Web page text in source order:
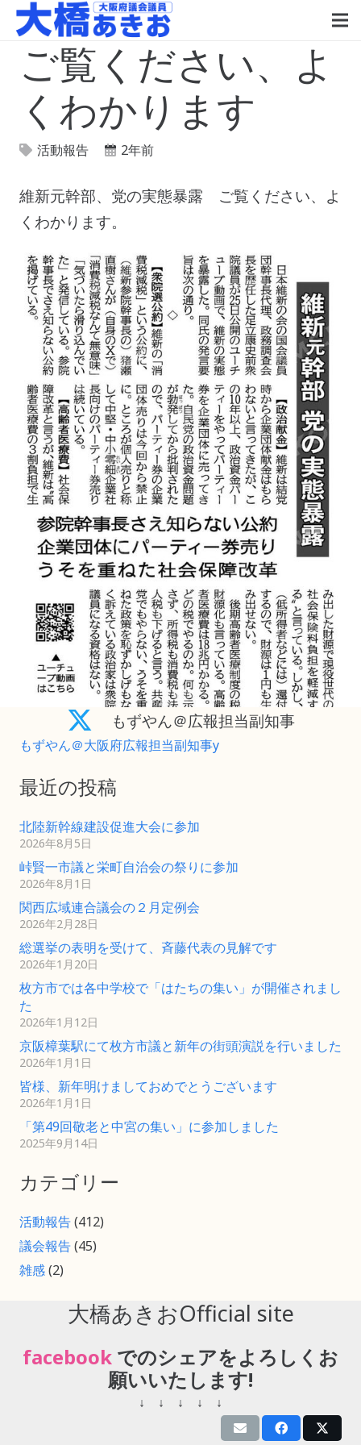
ご覧ください、よ
くわかります
活動報告 2年前
維新元幹部、党の実態暴露 ご覧ください、よ
くわかります。
もずやん＠広報担当副知事
もずやん＠大阪府広報担当副知事y
最近の投稿
北陸新幹線建設促進大会に参加
2026年8月5日
峠賢一市議と栄町自治会の祭りに参加
2026年8月1日
関西広域連合議会の２月定例会
2026年2月28日
総選挙の表明を受けて、斉藤代表の見解です
2026年1月20日
枚方市では各中学校で「はたちの集い」が開催されまし
た
2026年1月12日
京阪樟葉駅にて枚方市議と新年の街頭演説を行いました
2026年1月1日
皆様、新年明けましておめでとうございます
2026年1月1日
「第49回敬老と中宮の集い」に参加しました
2025年9月14日
カテゴリー
活動報告(412)
議会報告(45)
雑感(2)
大橋あきおOfficial site
facebook でのシェアをよろしくお
願いいたします!
↓ ↓ ↓ ↓ ↓